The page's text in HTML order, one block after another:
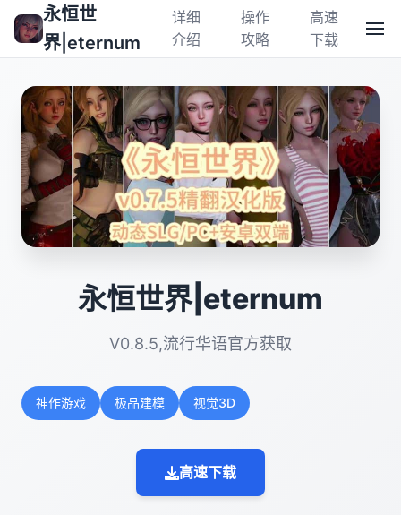
永恒世
界|eternum
详细
介绍
操作
攻略
高速
下载
永恒世界|eternum
V0.8.5,流行华语官方获取
神作游戏 极品建模 视觉3D
高速下载